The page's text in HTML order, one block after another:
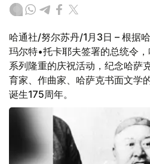
哈通社/努尔苏丹/1月3日 – 根据
玛尔特•托卡耶夫签署的总统令
系列隆重的庆祝活动，纪念哈萨
育家、作曲家、哈萨克书面文学
诞生175周年。